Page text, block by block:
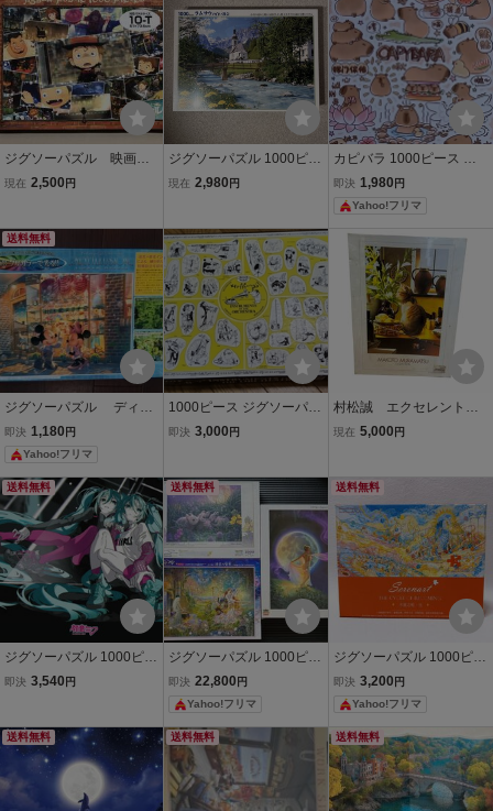
ジグソーパズル 映画
えんとつ町のプペル 100
現在 2,500 円
ジグソーパズル 1000ピー
ス ラムサウの白い教会 ビ
現在 2,980 円
カピバラ 1000ピース ジ
グソーパズル かわいいイ
ラスト
即決 1,980 円
Yahoo!フリマ
送料無料
ジグソーパズル ディズ
ニー 夕暮れのトイショ
ップ １０００ピース
即決 1,180 円
Yahoo!フリマ
1000ピース ジグソーパズ
ル INSTRUMENTS OF TH
ラ
即決 3,000 円
村松誠 エクセレントテ
イスト ジグソーパズ
現在 5,000 円
送料無料
ジグソーパズル 1000ピー
ス 初音ミク“CUTR&COO
即決 3,540 円
送料無料
ジグソーパズル 1000ピー
ス 3点セット
即決 22,800 円
Yahoo!フリマ
送料無料
ジグソーパズル 1000ピー
ス
即決 3,200 円
Yahoo!フリマ
送料無料 送料無料 送料無料